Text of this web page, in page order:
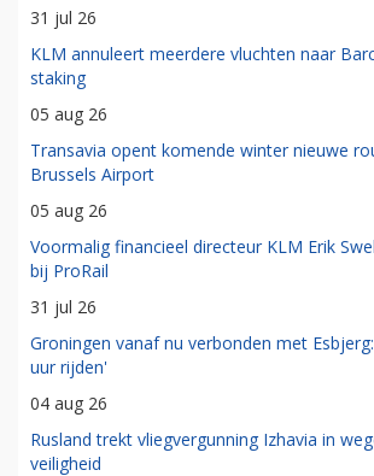
31 jul 26
KLM annuleert meerdere vluchten naar
staking
05 aug 26
Transavia opent komende winter nieuwe
Brussels Airport
05 aug 26
Voormalig financieel directeur KLM Erik
bij ProRail
31 jul 26
Groningen vanaf nu verbonden met
uur rijden'
04 aug 26
Rusland trekt vliegvergunning Izhavia in
veiligheid